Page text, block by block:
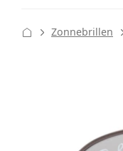
Zonnebrillen